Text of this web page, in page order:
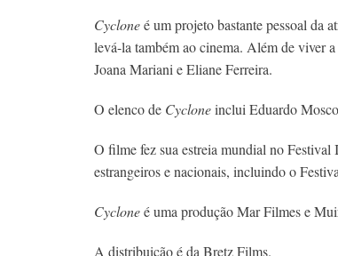
Cycloneé um projeto bastante pessoal da
levá-la também ao cinema. Além de viver
Joana Mariani e Eliane Ferreira.
O elenco de Cycloneinclui Eduardo
O filme fez sua estreia mundial no
estrangeiros e nacionais, incluindo o
Cycloneé uma produção Mar Filmes e
A distribuição é da Bretz Films.